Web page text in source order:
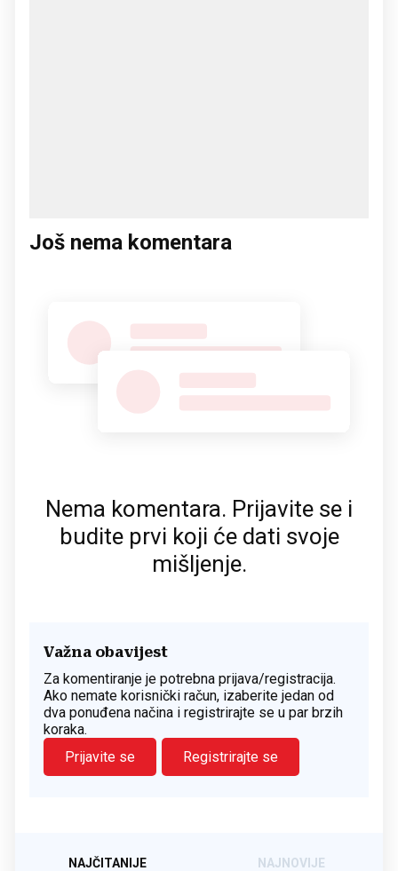
Još nema komentara
Nema komentara. Prijavite se i
budite prvi koji će dati svoje
mišljenje.
Važna obavijest
Za komentiranje je potrebna prijava/registracija.
Ako nemate korisnički račun, izaberite jedan od
dva ponuđena načina i registrirajte se u par brzih
koraka.
Prijavite se
Registrirajte se
NAJČITANIJE NAJNOVIJE